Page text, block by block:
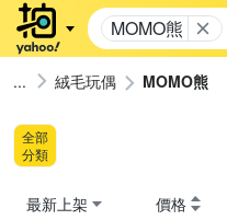
MOMO熊
絨毛玩偶 MOMO熊
全部
分類
最新上架 價格